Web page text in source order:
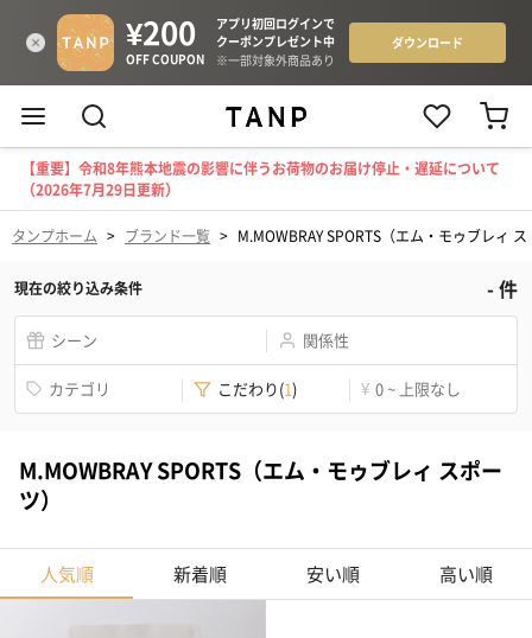
【重要】令和8年熊本地震の影響に伴うお荷物のお届け停止・遅延について
（2026年7月29日更新）
タンプホーム > ブランド一覧 > M.MOWBRAY SPORTS（エム・モゥブレィ
現在の絞り込み条件 -件
シーン 関係性
カテゴリ こだわり(1) ¥ 0 ~ 上限なし
M.MOWBRAY SPORTS（エム・モゥブレィ スポー
ツ）
人気順 新着順 安い順 高い順